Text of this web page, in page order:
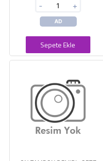
- +
AD
Sepete Ekle